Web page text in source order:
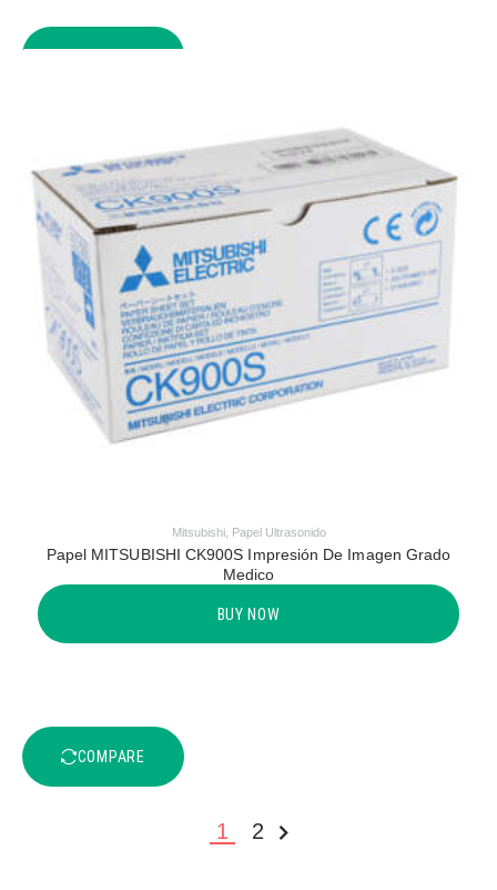
Mitsubishi, Papel Ultrasonido
Papel MITSUBISHI CK900S Impresión De Imagen Grado
Medico
BUY NOW
COMPARE
1 2